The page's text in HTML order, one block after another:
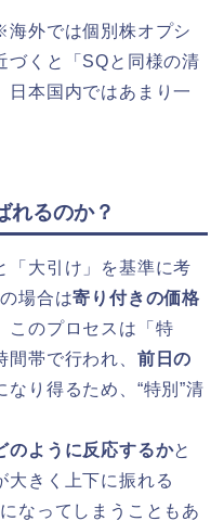
海外では個別株オプシ
づくと「SQと同様の清
日本国内ではあまり一
れるのか？
「大引け」を基準に考
場合は寄り付きの価格
このプロセスは「特
帯で行われ、 前日の
なり得るため、“特別”清
のように反応するかと
大きく上下に振れる
なってしまうこともあ